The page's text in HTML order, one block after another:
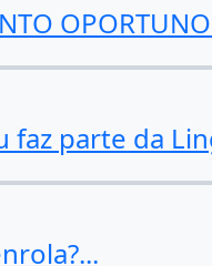
faz parte da